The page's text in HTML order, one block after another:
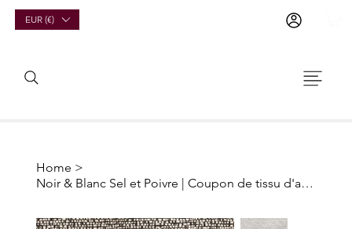
EUR (€)
Home >
Noir & Blanc Sel et Poivre | Coupon de tissu d'ameublement issu de stocks dormants